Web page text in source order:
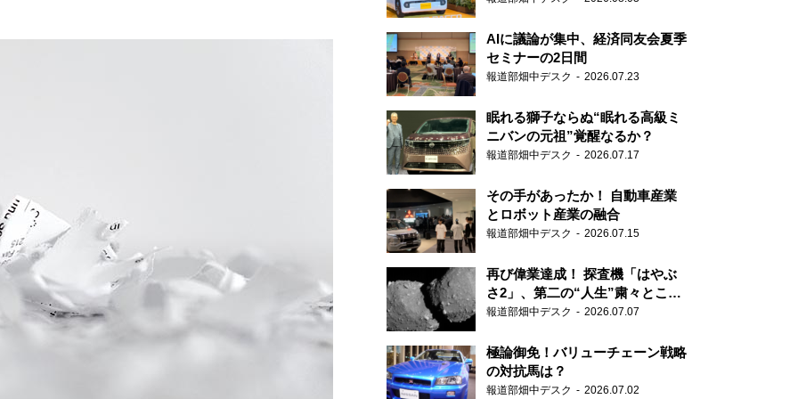
AIに議論が集中、経済同友会夏季
セミナーの2日間
報道部畑中デスク 2026.07.23
眠れる獅子ならぬ“眠れる高級ミ
ニバンの元祖”覚醒なるか？
報道部畑中デスク 2026.07.17
その手があったか！ 自動車産業
とロボット産業の融合
報道部畑中デスク 2026.07.15
再び偉業達成！ 探査機「はやぶ
さ2」、第二の“人生”粛々とこな
す
報道部畑中デスク 2026.07.07
極論御免！バリューチェーン戦略
の対抗馬は？
報道部畑中デスク 2026.07.02